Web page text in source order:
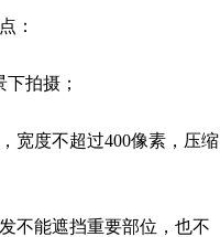
：
拍摄；
宽度不超过400像素，压缩
不能遮挡重要部位，也不